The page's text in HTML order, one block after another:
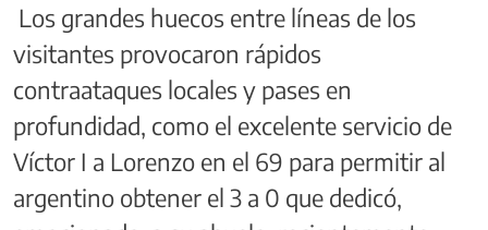
Los grandes huecos entre líneas de los
visitantes provocaron rápidos
contraataques locales y pases en
profundidad, como el excelente servicio de
Víctor I a Lorenzo en el 69 para permitir al
argentino obtener el 3 a 0 que dedicó,